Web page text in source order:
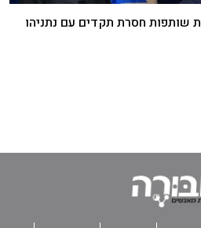
שותפות חסרת תקדים עם נתניהו